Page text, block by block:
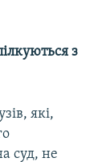
з
які,
суд, не